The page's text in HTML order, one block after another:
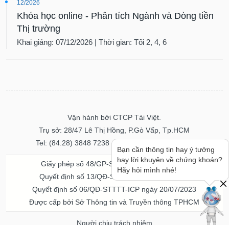
12/2026
Khóa học online - Phân tích Ngành và Dòng tiền
Thị trường
Khai giảng: 07/12/2026 | Thời gian: Tối 2, 4, 6
Vận hành bởi CTCP Tài Việt.
Trụ sở: 28/47 Lê Thị Hồng, P.Gò Vấp, Tp.HCM
Tel: (84.28) 3848 7238 - Fax: (84.28) 3848 7237
Giấy phép số 48/GP-STTTT ngày 04/11/2016
Quyết định số 13/QĐ-STTTT ngày 02/11/2017
Quyết định số 06/QĐ-STTTT-ICP ngày 20/07/2023
Được cấp bởi Sở Thông tin và Truyền thông TPHCM
Người chịu trách nhiệm
Bạn cần thông tin hay ý tưởng
hay lời khuyên về chứng khoán?
Hãy hỏi mình nhé!